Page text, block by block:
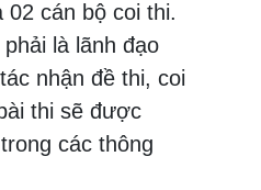
cán bộ coi thi.
là lãnh đạo
nhận đề thi, coi
thi sẽ được
các thông